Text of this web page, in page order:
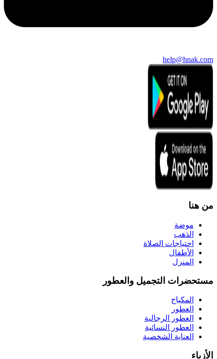
help@hnak.com
من هنا
موضة
الذهب
احتياجات الصلاة
الأطفال
المنزل
مستحضرات التجميل والعطور
المكياج
العطور
العطور الرجالية
العطور النسائية
العناية الشخصية
الأزياء